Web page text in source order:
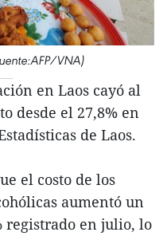
VNA)
en Laos cayó al
desde el 27,8% en
de Laos.
el costo de los
aumentó un
registrado en julio, lo